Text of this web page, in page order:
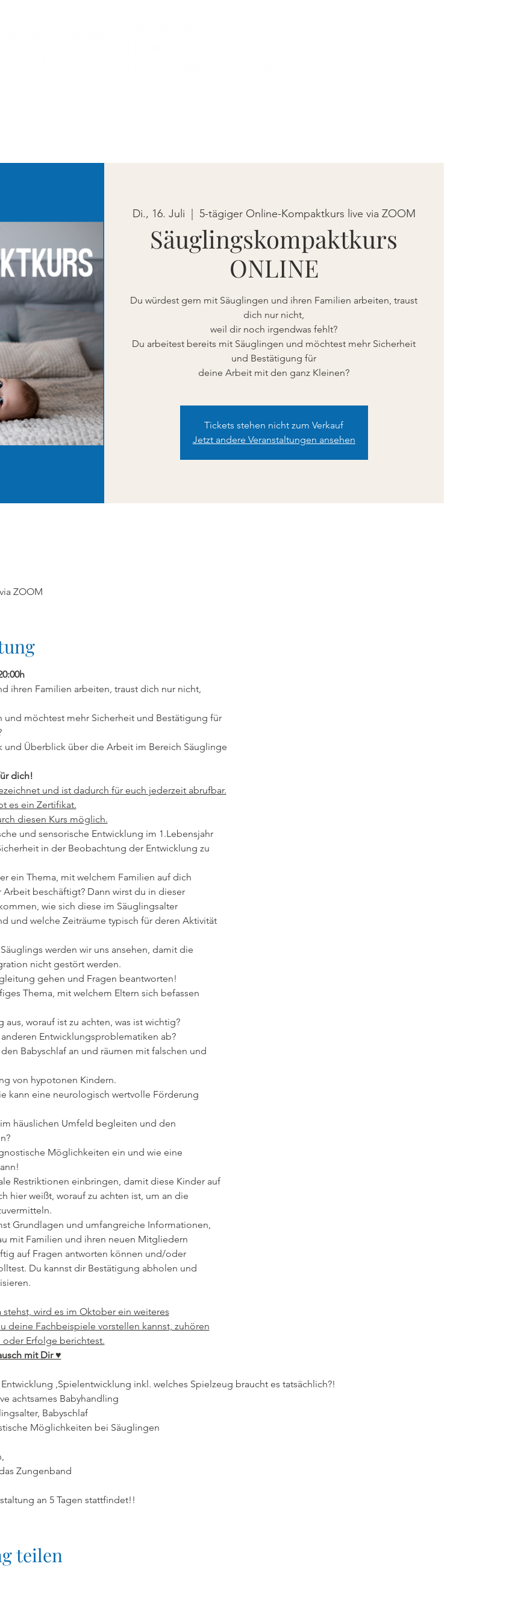
Di., 16. Juli 5-tägiger Online-Kompaktkurs live via ZOOM
Säuglingskompaktkurs
ONLINE
Du würdest gern mit Säuglingen und ihren Familien arbeiten, traust
dich nur nicht,
weil dir noch irgendwas fehlt?
Du arbeitest bereits mit Säuglingen und möchtest mehr Sicherheit
und Bestätigung für
Tickets stehen nicht zum Verkauf
Jetzt andere Veranstaltungen ansehen
ZOOM
ihren Familien arbeiten, traust dich nur nicht,
möchtest mehr Sicherheit und Bestätigung für
und Überblick über die Arbeit im Bereich Säuglinge
dich!
und ist dadurch für euch jederzeit abrufbar.
es ein Zertifikat.
diesen Kurs möglich.
und sensorische Entwicklung im 1.Lebensjahr
in der Beobachtung der Entwicklung zu
ein Thema, mit welchem Familien auf dich
beschäftigt? Dann wirst du in dieser
wie sich diese im Säuglingsalter
und welche Zeiträume typisch für deren Aktivität
werden wir uns ansehen, damit die
nicht gestört werden.
gehen und Fragen beantworten!
Thema, mit welchem Eltern sich befassen
worauf ist zu achten, was ist wichtig?
Entwicklungsproblematiken ab?
Babyschlaf an und räumen mit falschen und
von hypotonen Kindern.
kann eine neurologisch wertvolle Förderung
häuslichen Umfeld begleiten und den
Möglichkeiten ein und wie eine
Restriktionen einbringen, damit diese Kinder auf
hier weißt, worauf zu achten ist, um an die
Grundlagen und umfangreiche Informationen,
mit Familien und ihren neuen Mitgliedern
auf Fragen antworten können und/oder
Du kannst dir Bestätigung abholen und
wird es im Oktober ein weiteres
deine Fachbeispiele vorstellen kannst, zuhören
oder Erfolge berichtest.
mit Dir ♥
,Spielentwicklung inkl. welches Spielzeug braucht es tatsächlich?!
achtsames Babyhandling
Babyschlaf
Möglichkeiten bei Säuglingen
an 5 Tagen stattfindet!!
teilen